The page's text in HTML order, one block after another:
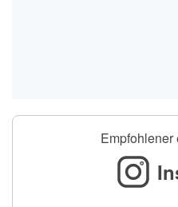
Empfohlener